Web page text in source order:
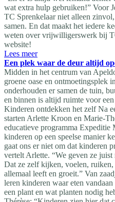
wat extra hulp gebruiken!” Voor
TC Sprenkelaar niet alleen
samen. En dat maakt het iedere
weten over vrijwilligerswerk bij
website!
Lees meer
Een plek waar de deur altijd
Midden in het centrum van
groene oase en ontmoetingsplek
onderhouden er samen de tuin,
en binnen is altijd ruimte voor
Kinderen ontdekken het zelf Na
starten Arlette Kroon en Marie-
educatieve programma
kinderen op een speelse manier
gaat ons er niet om dat kinderen
vertelt Arlette. “We geven ze
Dat ze zelf kijken, voelen,
allemaal leeft en groeit.” Van
leren kinderen waar eten
een plant en wat planten nodig